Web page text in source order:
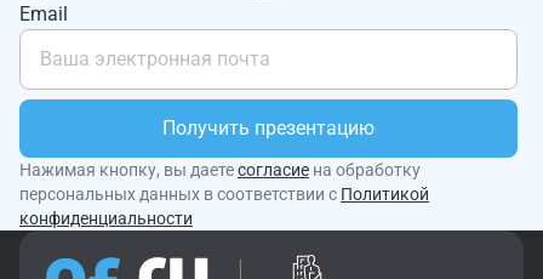
Email
Получить презентацию
Нажимая кнопку, вы даетесогласие на обработку
персональных данных в соответствии с Политикой
конфиденциальности